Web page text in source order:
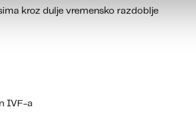
kroz dulje vremensko razdoblje
IVF-a